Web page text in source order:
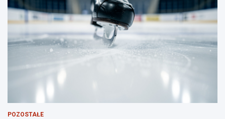
POZOSTAŁE